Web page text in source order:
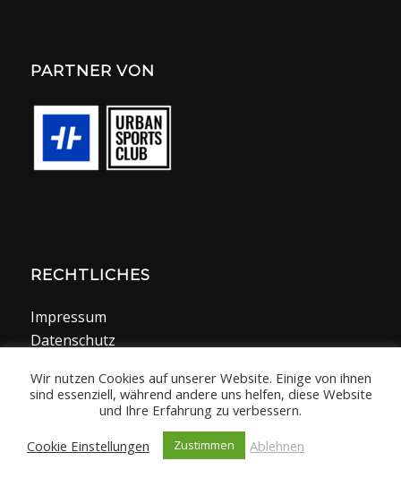
PARTNER VON
RECHTLICHES
Impressum
Datenschutz
© Copyright - Fitness World Rodgau | bycapsmedia
Wir nutzen Cookies auf unserer Website. Einige von ihnen
sind essenziell, während andere uns helfen, diese Website
und Ihre Erfahrung zu verbessern.
Cookie Einstellungen
Zustimmen Ablehnen